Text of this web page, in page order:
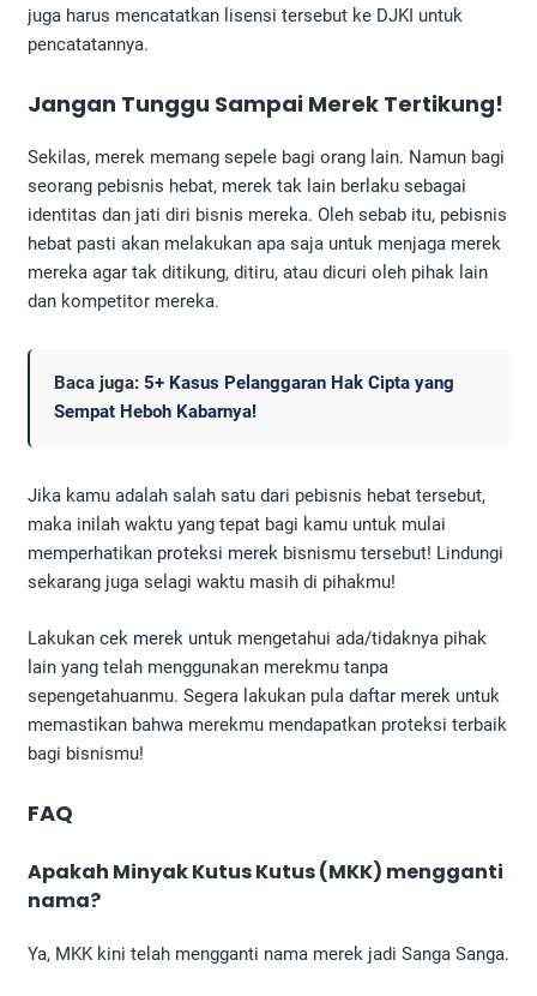
juga harus mencatatkan lisensi tersebut ke DJKI untuk
pencatatannya.
Jangan Tunggu Sampai Merek Tertikung!
Sekilas, merek memang sepele bagi orang lain. Namun bagi
seorang pebisnis hebat, merek tak lain berlaku sebagai
identitas dan jati diri bisnis mereka. Oleh sebab itu, pebisnis
hebat pasti akan melakukan apa saja untuk menjaga merek
mereka agar tak ditikung, ditiru, atau dicuri oleh pihak lain
dan kompetitor mereka.
Baca juga: 5+ Kasus Pelanggaran Hak Cipta yang
Sempat Heboh Kabarnya!
Jika kamu adalah salah satu dari pebisnis hebat tersebut,
maka inilah waktu yang tepat bagi kamu untuk mulai
memperhatikan proteksi merek bisnismu tersebut! Lindungi
sekarang juga selagi waktu masih di pihakmu!
Lakukan cek merek untuk mengetahui ada/tidaknya pihak
lain yang telah menggunakan merekmu tanpa
sepengetahuanmu. Segera lakukan pula daftar merek untuk
memastikan bahwa merekmu mendapatkan proteksi terbaik
bagi bisnismu!
FAQ
Apakah Minyak Kutus Kutus (MKK) mengganti
nama?
Ya, MKK kini telah mengganti nama merek jadi Sanga Sanga.